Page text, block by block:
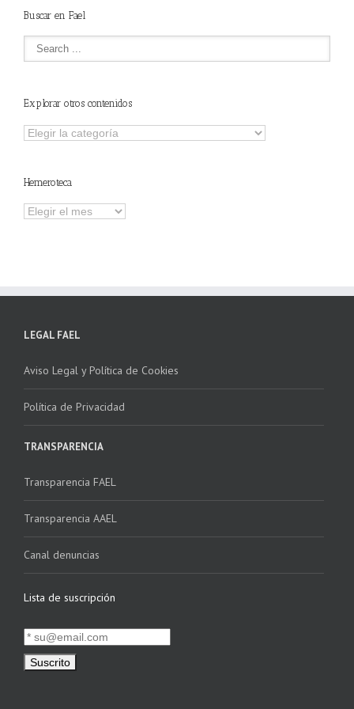
Buscar en Fael
Explorar otros contenidos
Explorar
Hemeroteca
Hemeroteca
LEGAL FAEL
Aviso Legal y Política de Cookies
Política de Privacidad
TRANSPARENCIA
Transparencia FAEL
Transparencia AAEL
Canal denuncias
Lista de suscripción